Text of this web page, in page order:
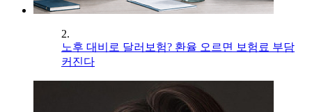
2.
노후 대비로 달러보험? 환율 오르면 보험료 부담
커진다